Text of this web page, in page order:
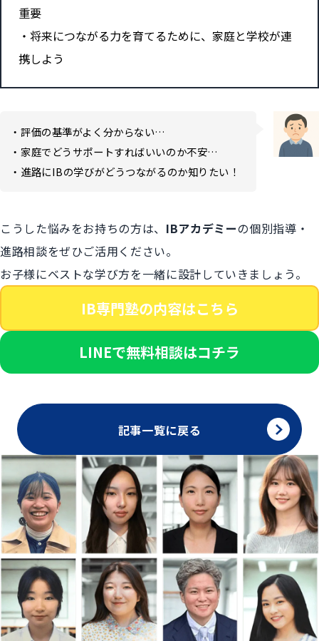
重要
将来につながる力を育てるために、家庭と学校が連
携しよう
・評価の基準がよく分からない…
・家庭でどうサポートすればいいのか不安…
・進路にIBの学びがどうつながるのか知りたい！
こうした悩みをお持ちの方は、 IBアカデミーの個別指導・
進路相談をぜひご活用ください。
お子様にベストな学び方を一緒に設計していきましょう。
IB専門塾の内容はこちら
LINEで無料相談はコチラ
記事一覧に戻る